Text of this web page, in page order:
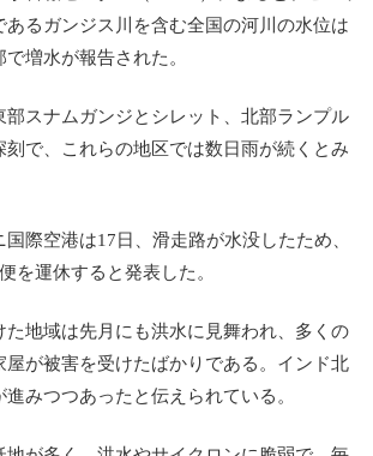
あるガンジス川を含む全国の河川の水位は
増水が報告された。
部スナムガンジとシレット、北部ランプル
刻で、これらの地区では数日雨が続くとみ
際空港は17日、滑走路が水没したため、
を運休すると発表した。
た地域は先月にも洪水に見舞われ、多くの
屋が被害を受けたばかりである。インド北
みつつあったと伝えられている。